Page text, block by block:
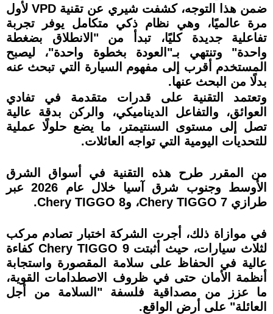
ضمن هذا التوجه، كشفت شيري عن تقنية VPD لأول
مرة عالميًا، وهي نظام ذكي متكامل يوفر تجربة
تفاعلية جديدة كليًا، تبدأ من "الانطلاق بضغطة
واحدة" وتنتهي بـ"العودة بخطوة واحدة"، ليصبح
المستخدم أقرب إلى مفهوم السيارة التي تبحث عنه
بدلًا من البحث عنها.
وتعتمد التقنية على قدرات متقدمة في تفادي
العوائق، والتفاعل الديناميكي، والركن بدقة عالية
تصل إلى مستوى السنتيمتر، ما يضع حلولًا عملية
للتحديات اليومية التي تواجه العائلات.
من المقرر طرح هذه التقنية في أسواق الشرق
الأوسط وجنوب شرق آسيا خلال عام 2026 عبر
طرازي Chery TIGGO 7، وChery TIGGO 8.
في موازاة ذلك، أجرت الشركة اختبار تصادم مركب
لثلاث سيارات، حيث أثبتت Chery TIGGO 9 كفاءة
عالية في الحفاظ على سلامة المقصورة واستجابة
أنظمة الأمان حتى في ظروف الاصطدامات القوية،
ما عزز من مصداقية فلسفة "السلامة من أجل
العائلة" على أرض الواقع.